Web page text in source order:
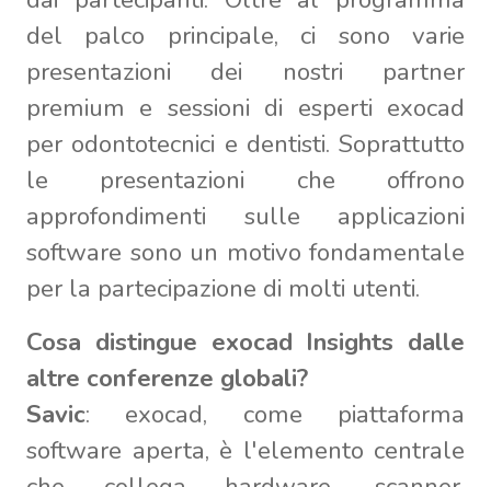
del palco principale, ci sono varie
presentazioni dei nostri partner
premium e sessioni di esperti exocad
per odontotecnici e dentisti. Soprattutto
le presentazioni che offrono
approfondimenti sulle applicazioni
software sono un motivo fondamentale
per la partecipazione di molti utenti.
Cosa distingue exocad Insights dalle
altre conferenze globali?
Savic: exocad, come piattaforma
software aperta, è l'elemento centrale